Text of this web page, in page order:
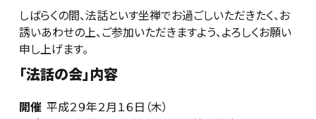
しばらくの間、法話といす坐禅でお過ごしいただきたく、お
誘いあわせの上、ご参加いただきますよう、よろしくお願い
申し上げます。
「法話の会」内容
開催 平成２９年２月１６日（木）